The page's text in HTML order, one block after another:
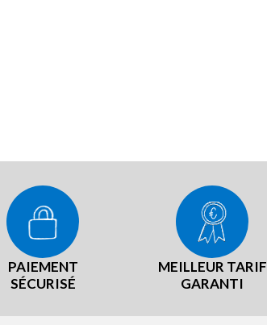
PAIEMENT
SÉCURISÉ
MEILLEUR TARIF
GARANTI